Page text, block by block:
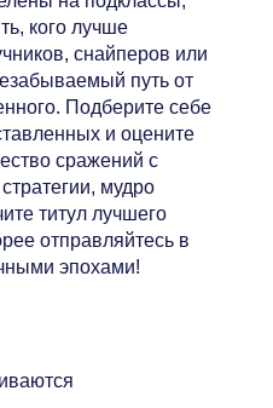
кого лучше
снайперов или
путь от
Подберите себе
и оцените
сражений с
мудро
титул лучшего
отправляйтесь в
эпохами!